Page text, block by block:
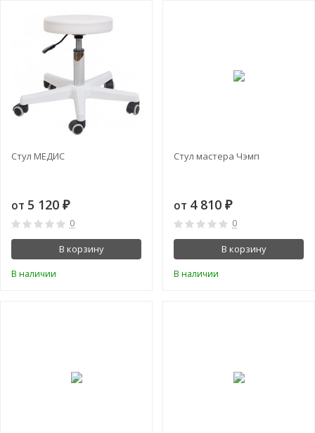
Стул МЕДИС
от 5 120 ₽
0
В корзину
В наличии
Стул мастера Чэмп
от 4 810 ₽
0
В корзину
В наличии